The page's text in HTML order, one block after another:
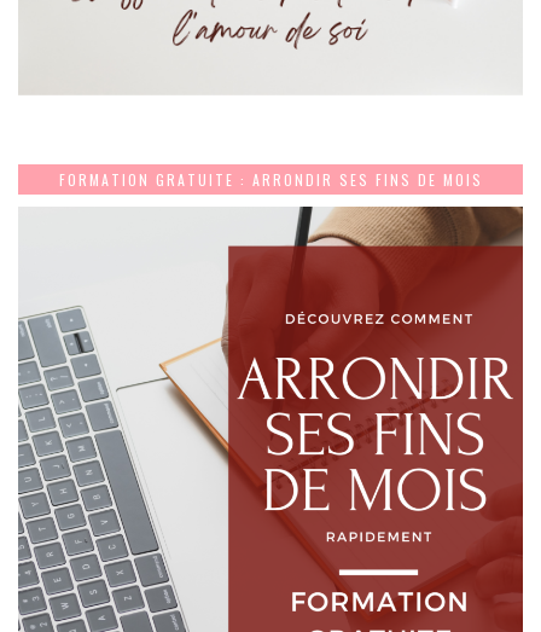
FORMATION GRATUITE : ARRONDIR SES FINS DE MOIS